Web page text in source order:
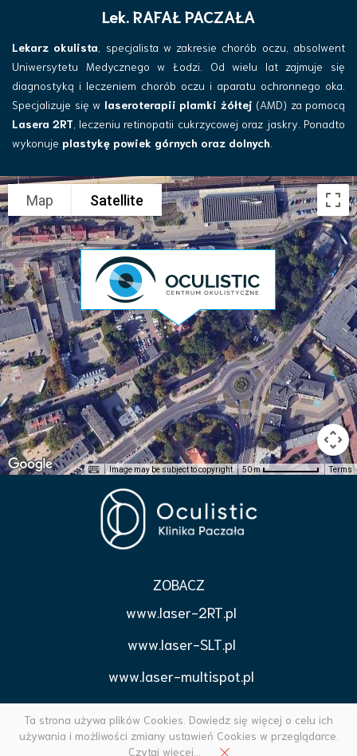
Lek. RAFAŁ PACZAŁA
Lekarz okulista , specjalista w zakresie chorób oczu, absolwent
Uniwersytetu Medycznego w Łodzi. Od wielu lat zajmuje się
diagnostyką i leczeniem chorób oczu i aparatu ochronnego oka.
Specjalizuje się w laseroterapii plamki żółtej (AMD) za pomocą
Lasera 2RT , leczeniu retinopatii cukrzycowej oraz jaskry. Ponadto
wykonuje plastykę powiek górnych oraz dolnych
Map Satellite
Image may be subject to copyright 50 m Terms
ZOBACZ
www.laser-2RT.pl
www.laser-SLT.pl
www.laser-multispot.pl
www.korekcjapowiek.pl
Ta strona używa plików Cookies. Dowiedz się więcej o celu ich
używania i możliwości zmiany ustawień Cookies w przeglądarce.
Czytaj więcej...